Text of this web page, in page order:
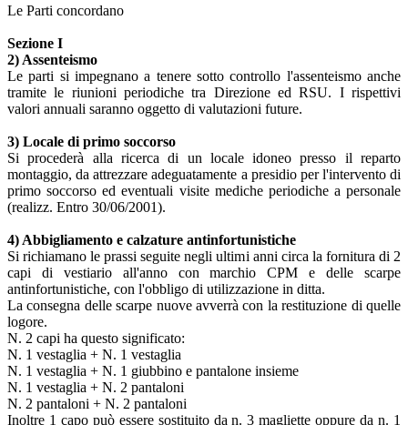
Le Parti concordano
Sezione I
2) Assenteismo
Le parti si impegnano a tenere sotto controllo l'assenteismo anche
tramite le riunioni periodiche tra Direzione ed RSU. I rispettivi
valori annuali saranno oggetto di valutazioni future.
3) Locale di primo soccorso
Si procederà alla ricerca di un locale idoneo presso il reparto
montaggio, da attrezzare adeguatamente a presidio per l'intervento di
primo soccorso ed eventuali visite mediche periodiche a personale
(realizz. Entro 30/06/2001).
4) Abbigliamento e calzature antinfortunistiche
Si richiamano le prassi seguite negli ultimi anni circa la fornitura di 2
capi di vestiario all'anno con marchio CPM e delle scarpe
antinfortunistiche, con l'obbligo di utilizzazione in ditta.
La consegna delle scarpe nuove avverrà con la restituzione di quelle
logore.
N. 2 capi ha questo significato:
N. 1 vestaglia + N. 1 vestaglia
N. 1 vestaglia + N. 1 giubbino e pantalone insieme
N. 1 vestaglia + N. 2 pantaloni
N. 2 pantaloni + N. 2 pantaloni
Inoltre 1 capo può essere sostituito da n. 3 magliette oppure da n. 1